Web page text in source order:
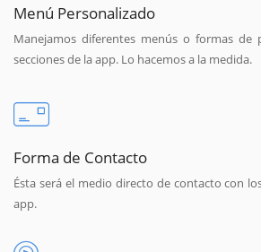
Menú Personalizado
Manejamos diferentes menús o formas de
secciones de la app. Lo hacemos a la medida.
Forma de Contacto
Ésta será el medio directo de contacto con
app.